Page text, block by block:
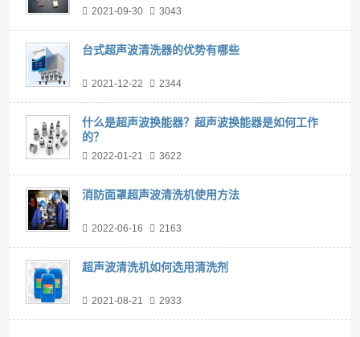
2021-09-30 3043
台式超声波清洗器的优势有哪些
2021-12-22 2344
什么是超声波换能器？超声波换能器是如何工作
的？
2022-01-21 3622
消防面罩超声波清洗机使用方法
2022-06-16 2163
超声波清洗机如何选用清洗剂
2021-08-21 2933